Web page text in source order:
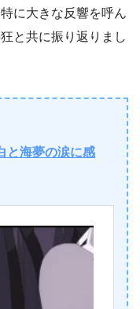
に大きな反響を呼ん
と共に振り返りまし
と海夢の涙に感